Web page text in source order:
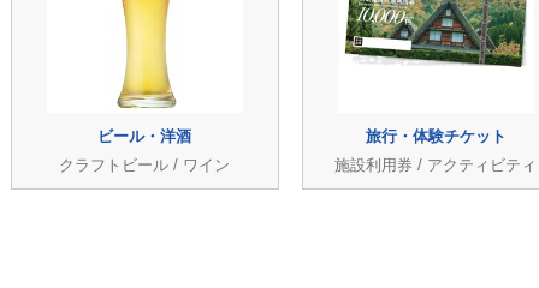
ビール・洋酒
クラフトビール / ワイン
旅行・体験チケット
施設利用券 / アクティビティ